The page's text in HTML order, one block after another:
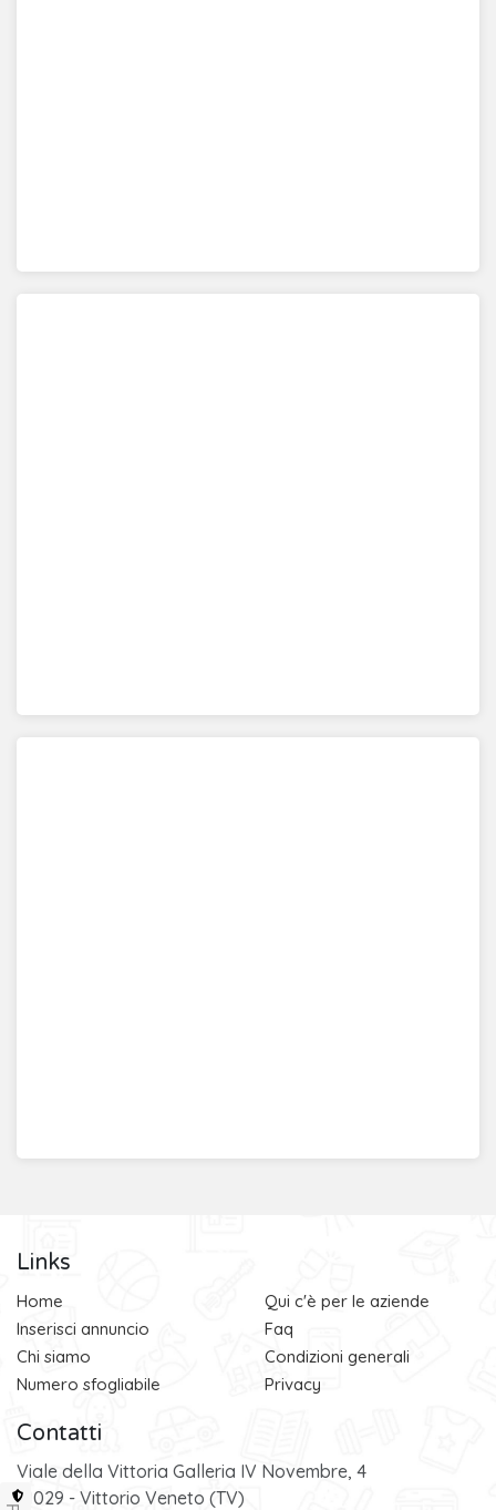
Links
Home
Inserisci annuncio
Chi siamo
Numero sfogliabile
Qui c'è per le aziende
Faq
Condizioni generali
Privacy
Contatti
Viale della Vittoria Galleria IV Novembre, 4
31029 - Vittorio Veneto (TV)